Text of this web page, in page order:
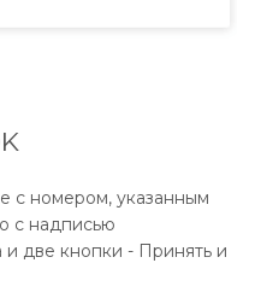
с номером, указанным
с надписью
две кнопки - Принять и